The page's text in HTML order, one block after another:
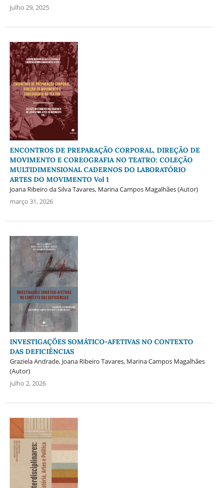
julho 29, 2025
ENCONTROS DE PREPARAÇÃO CORPORAL, DIREÇÃO DE
MOVIMENTO E COREOGRAFIA NO TEATRO: COLEÇÃO
MULTIDIMENSIONAL CADERNOS DO LABORATÓRIO
ARTES DO MOVIMENTO Vol 1
Joana Ribeiro da Silva Tavares, Marina Campos Magalhães (Autor)
março 31, 2026
INVESTIGAÇÕES SOMÁTICO-AFETIVAS NO CONTEXTO
DAS DEFICIÊNCIAS
Graziela Andrade, Joana Ribeiro Tavares, Marina Campos Magalhães
(Autor)
julho 2, 2026